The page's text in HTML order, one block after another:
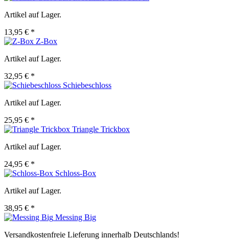
Artikel auf Lager.
13,95 € *
Z-Box
Artikel auf Lager.
32,95 € *
Schiebeschloss
Artikel auf Lager.
25,95 € *
Triangle Trickbox
Artikel auf Lager.
24,95 € *
Schloss-Box
Artikel auf Lager.
38,95 € *
Messing Big
Versandkostenfreie Lieferung innerhalb Deutschlands!